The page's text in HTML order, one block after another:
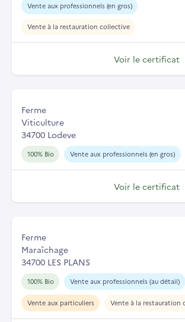
Vente aux professionnels (en gros)
Vente à la restauration collective
Voir le certificat
Ferme
Viticulture
34700 Lodeve
100% Bio Vente aux professionnels (en gros)
Voir le certificat
Ferme
Maraîchage
34700 LES PLANS
100% Bio Vente aux professionnels (au détail)
Vente aux particuliers Vente à la restauration